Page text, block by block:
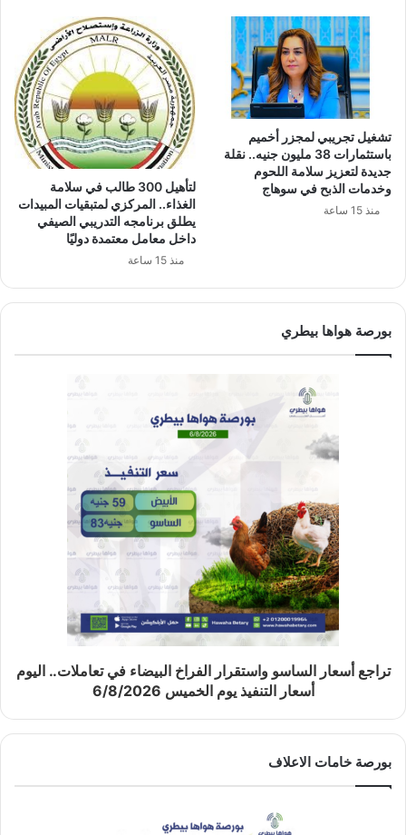
تشغيل تجريبي لمجزر أخميم
باستثمارات 38 مليون جنيه.. نقلة
جديدة لتعزيز سلامة اللحوم
وخدمات الذبح في سوهاج
منذ 15 ساعة
لتأهيل 300 طالب في سلامة
الغذاء.. المركزي لمتبقيات المبيدات
يطلق برنامجه التدريبي الصيفي
داخل معامل معتمدة دوليًا
منذ 15 ساعة
بورصة هواها بيطري
تراجع أسعار الساسو واستقرار الفراخ البيضاء في تعاملات.. اليوم
أسعار التنفيذ يوم الخميس 6/8/2026
بورصة خامات الاعلاف